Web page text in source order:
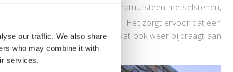
our traffic. We also share
who may combine it with
services.
van de woning bestaat uit natuursteen metselstenen,
strips door zijn beperkte dikte. Het zorgt ervoor dat een
met die van de strips, wat ook weer bijdraagt aan